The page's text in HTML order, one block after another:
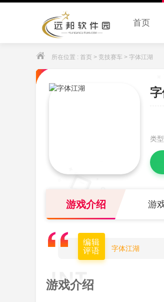
首页
所在位置 : 首页 > 竞技赛车 > 字体江湖
类型
游戏介绍 游
编辑
评语
字体江湖
游戏介绍